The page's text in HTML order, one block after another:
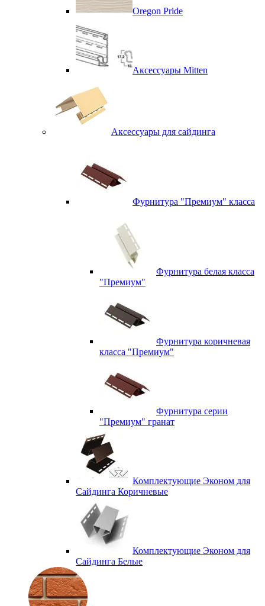
Oregon Pride
Аксессуары Mitten
Аксессуары для сайдинга
Фурнитура "Премиум" класса
Фурнитура белая класса
"Премиум"
Фурнитура коричневая
класса "Премиум"
Фурнитура серии
"Премиум" гранат
Комплектующие Эконом для
Сайдинга Коричневые
Комплектующие Эконом для
Сайдинга Белые